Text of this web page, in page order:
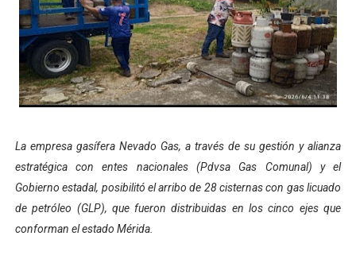
Gobernación de Mérida fortalece el desarrollo
Corposalud inició talleres para aspirantes al curso de
Fortalecen formación académica de médicos en
Fortaleciendo la economía comunal en El Vigía con
Campo Elías consolida plan de bacheo en el sector La
Fundecem inició con éxito el taller vacacional de
La empresa gasífera Nevado Gas, a través de su gestión y alianza
estratégica con entes nacionales (Pdvsa Gas Comunal) y el
Gobierno estadal, posibilitó el arribo de 28 cisternas con gas licuado
de petróleo (GLP), que fueron distribuidas en los cinco ejes que
conforman el estado Mérida.